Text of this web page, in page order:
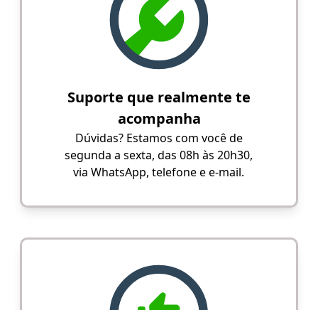
Suporte que realmente te
acompanha
Dúvidas? Estamos com você de
segunda a sexta, das 08h às 20h30,
via WhatsApp, telefone e e-mail.